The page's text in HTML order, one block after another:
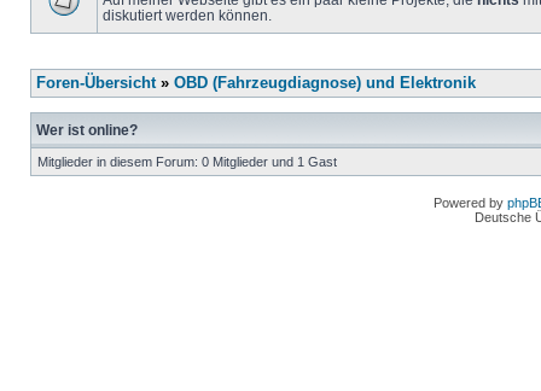
diskutiert werden können.
Foren-Übersicht» OBD (Fahrzeugdiagnose) und Elektronik
Wer ist online?
Mitglieder in diesem Forum: 0 Mitglieder und 1 Gast
Powered by
Deutsche